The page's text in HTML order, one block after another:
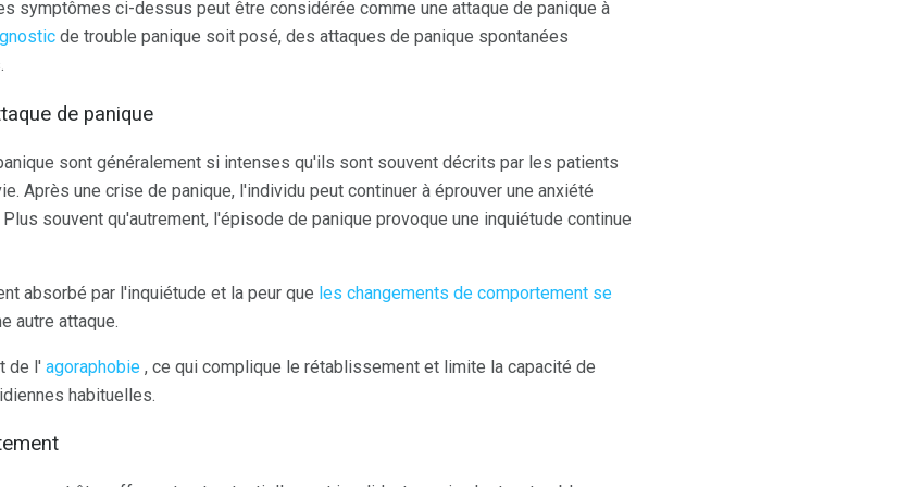
symptômes ci-dessus peut être considérée comme une attaque de panique à
de trouble panique soit posé, des attaques de panique spontanées
de panique
sont généralement si intenses qu'ils sont souvent décrits par les patients
Après une crise de panique, l'individu peut continuer à éprouver une anxiété
souvent qu'autrement, l'épisode de panique provoque une inquiétude continue
absorbé par l'inquiétude et la peur que les changements de comportement se
autre attaque.
de l' agoraphobie , ce qui complique le rétablissement et limite la capacité de
habituelles.